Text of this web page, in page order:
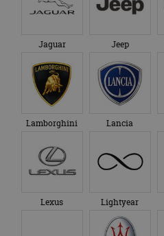
Jaguar Jeep
Lamborghini Lancia
Lexus Lightyear